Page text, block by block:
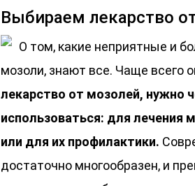
Выбираем лекарство
О том, какие неприятные и
мозоли, знают все. Чаще всего
лекарство от мозолей, нужно
использоваться: для лечения
или для их профилактики.
достаточно многообразен, и